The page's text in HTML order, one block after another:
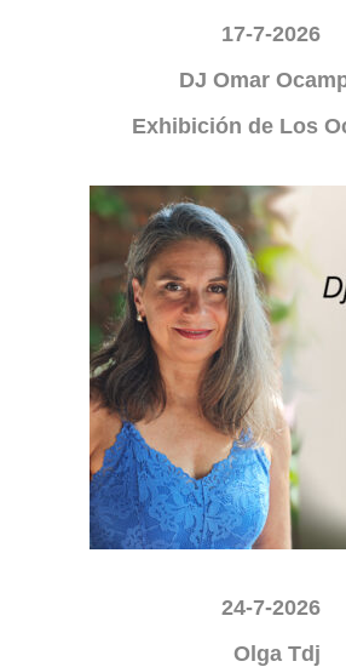
17-7-2026
DJ Omar
Exhibición de Los
24-7-2026
Olga Tdj